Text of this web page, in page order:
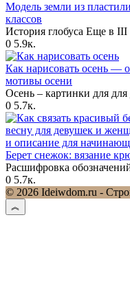
Модель земли из
классов
История глобуса Еще в III
0 5.9к.
Как нарисовать осень —
мотивы осени
Осень – картинки для для
0 5.7к.
Берет снежок: вязание
Расшифровка
0 5.7к.
© 2026 Ideiwdom.ru -